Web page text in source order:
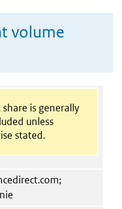
volume
is generally
unless
stated.